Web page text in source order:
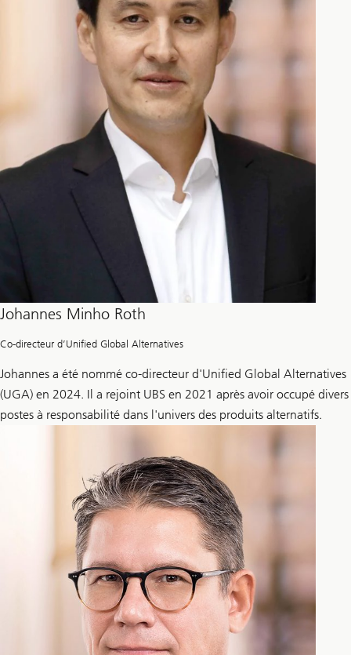
Johannes Minho Roth
Co-directeur d’Unified Global Alternatives
Johannes a été nommé co-directeur d'Unified Global Alternatives
(UGA) en 2024. Il a rejoint UBS en 2021 après avoir occupé divers
postes à responsabilité dans l'univers des produits alternatifs.